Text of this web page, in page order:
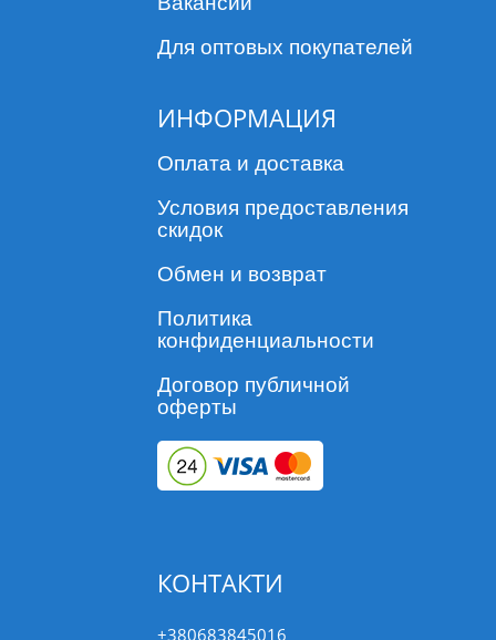
Для оптовых покупателей
ИНФОРМАЦИЯ
Оплата и доставка
Условия предоставления
скидок
Обмен и возврат
Политика
конфиденциальности
Договор публичной
оферты
КОНТАКТИ
+380683845016